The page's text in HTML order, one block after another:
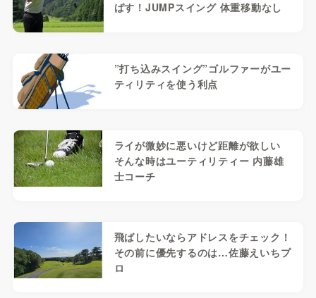
ばす！JUMPスイング 体重移動なし
”打ち込みスイング”ゴルファーがユー
ティリティを使う利点
ライが微妙に悪いけど距離が欲しい
そんな時はユーティリティー 内藤雄
士コーチ
飛ばしたいならアドレスをチェック！
その前に優先するのは…佐藤えいちプ
ロ